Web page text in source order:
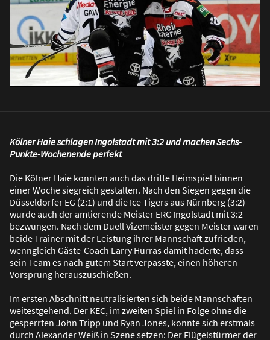
Kölner Haie schlagen Ingolstadt mit 3:2 und machen Sechs-
Punkte-Wochenende perfekt
Die Kölner Haie konnten auch das dritte Heimspiel binnen
einer Woche siegreich gestalten. Nach den Siegen gegen die
Düsseldorfer EG (2:1) und die Ice Tigers aus Nürnberg (3:2)
wurde auch der amtierende Meister ERC Ingolstadt mit 3:2
bezwungen. Nach dem Duell Vizemeister gegen Meister waren
beide Trainer mit der Leistung ihrer Mannschaft zufrieden,
wenngleich Gäste-Coach Larry Hurras damit haderte, dass
sein Team es nach gutem Start verpasste, einen höheren
Vorsprung herauszuschießen.
Im ersten Abschnitt neutralisierten sich beide Mannschaften
weitestgehend. Der KEC, im zweiten Spiel in Folge ohne die
gesperrten John Tripp und Ryan Jones, konnte sich erstmals
durch Alexander Weiß in Szene setzen: Der Flügelstürmer der